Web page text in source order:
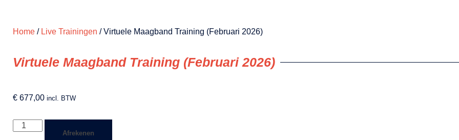
Home / Live Trainingen / Virtuele Maagband Training (Februari 2026)
Virtuele Maagband Training (Februari 2026)
€ 677,00 incl. BTW
Virtuele
Afrekenen